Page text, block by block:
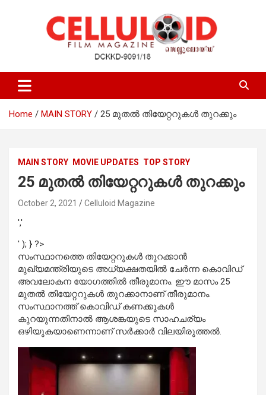
celluloid
Home MAIN STORY 25 മുതല്‍ തിയേറ്ററുകള്‍ തുറക്കും
MAIN STORY MOVIE UPDATES TOP STORY
25 മുതല്‍ തിയേറ്ററുകള്‍ തുറക്കും
October 2, 2021 Celluloid Magazine
','
' ); } ?>
സംസ്ഥാനത്തെ തിയേറ്ററുകള്‍ തുറക്കാന്‍
മുഖ്യമന്ത്രിയുടെ അധ്യക്ഷതയില്‍ ചേര്‍ന്ന കൊവിഡ്
അവലോകന യോഗത്തില്‍ തീരുമാനം. ഈ മാസം 25
മുതല്‍ തിയേറ്ററുകള്‍ തുറക്കാനാണ് തീരുമാനം.
സംസ്ഥാനത്ത് കൊവിഡ് കണക്കുകള്‍
കുറയുന്നതിനാല്‍ ആശങ്കയുടെ സാഹചര്യം
ഒഴിയുകയാണെന്നാണ് സര്‍ക്കാര്‍ വിലയിരുത്തല്‍.